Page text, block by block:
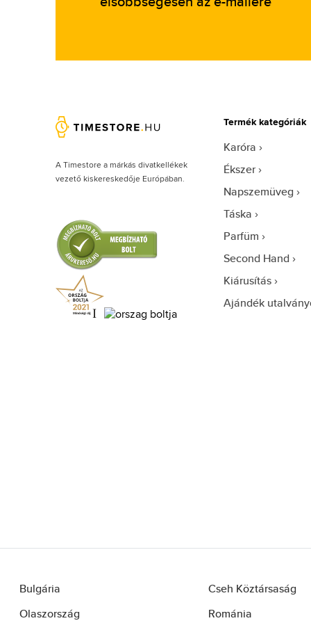
Gant (176)
Guess Collection (2)
Heinrichssohn (9)
Hugo Boss (565)
Ingersoll (23)
Invicta (1788)
Iron Annie (78)
A Timestore a márkás divatkellékek
vezető kiskereskedője Európában.
Termék kategóriák
Karóra
Ékszer
Napszemüveg
Táska
Parfüm
Second Hand
Kiárusítás
Ajándék
Bulgária Cseh Köztársaság
Olaszország
Románia